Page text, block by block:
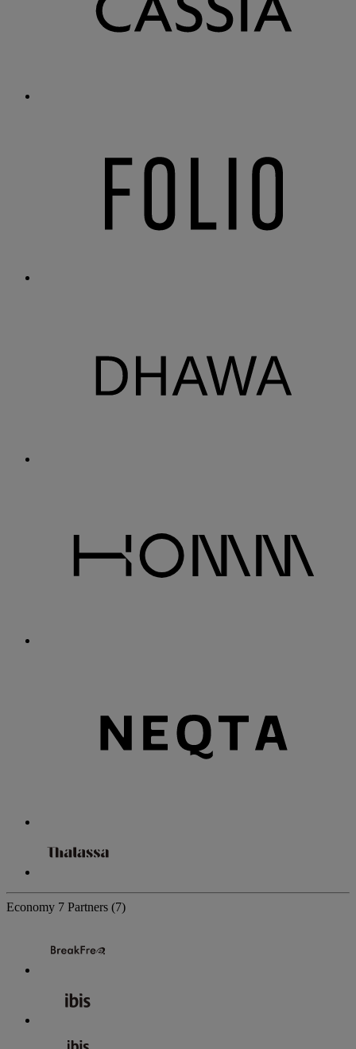
Economy 7 Partners (7)